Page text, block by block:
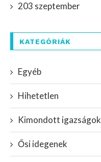
203 szeptember
KATEGÓRIÁK
Egyéb
Hihetetlen
Kimondott igazságok
Ősi idegenek